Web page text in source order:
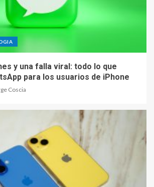
y una falla viral: todo lo que
para los usuarios de iPhone
Coscia